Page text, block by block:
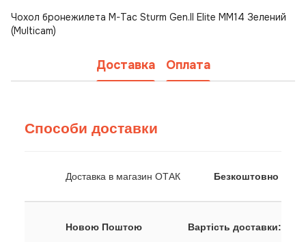
Чохол бронежилета M-Tac Sturm Gen.II Elite MM14 Зелений
(Multicam)
Доставка Оплата
Способи доставки
Доставка в магазин ОТАК Безкоштовно
Новою Поштою Вартість доставки: